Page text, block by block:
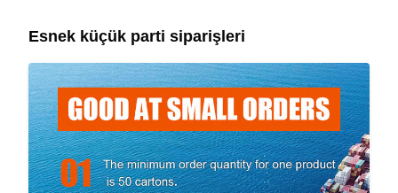
Esnek küçük parti siparişleri